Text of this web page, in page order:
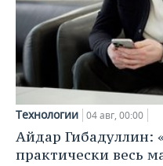
Технологии 04 авг, 00:00
Айдар Гибадуллин:
практически весь